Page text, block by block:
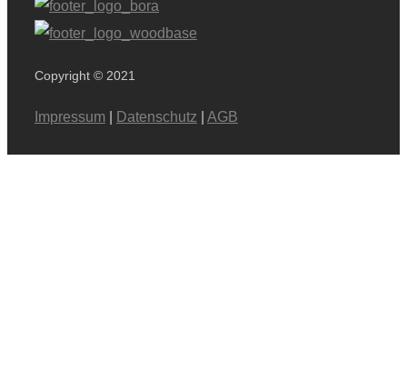
Copyright © 2021
Impressum Datenschutz AGB